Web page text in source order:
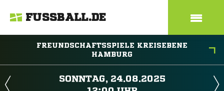
FUSSBALL.DE
FREUNDSCHAFTSSPIELE KREISEBENE
HAMBURG
 